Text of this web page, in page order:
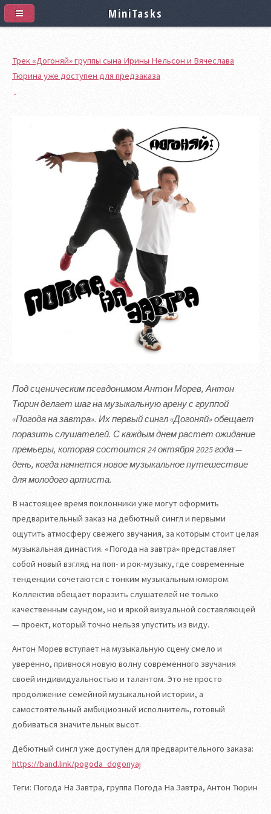
Трек «Догоняй» группы сына Ирины Нельсон и Вячеслава
Тюрина уже доступен для предзаказа
Под сценическим псевдонимом Антон Морев, Антон
Тюрин делает шаг на музыкальную арену с группой
«Погода на завтра». Их первый сингл «Догоняй» обещает
поразить слушателей. С каждым днем растет ожидание
премьеры, которая состоится 24 октября 2025 года —
день, когда начнется новое музыкальное путешествие
для молодого артиста.
В настоящее время поклонники уже могут оформить
предварительный заказ на дебютный сингл и первыми
ощутить атмосферу свежего звучания, за которым стоит целая
музыкальная династия. «Погода на завтра» представляет
собой новый взгляд на поп- и рок-музыку, где современные
тенденции сочетаются с тонким музыкальным юмором.
Коллектив обещает поразить слушателей не только
качественным саундом, но и яркой визуальной составляющей
— проект, который точно нельзя упустить из виду.
Антон Морев вступает на музыкальную сцену смело и
уверенно, привнося новую волну современного звучания
своей индивидуальностью и талантом. Это не просто
продолжение семейной музыкальной истории, а
самостоятельный амбициозный исполнитель, готовый
добиваться значительных высот.
Дебютный сингл уже доступен для предварительного заказа:
https://band.link/pogoda_dogonyaj
Теги: Погода На Завтра, группа Погода На Завтра, Антон Тюрин
MiniTasks